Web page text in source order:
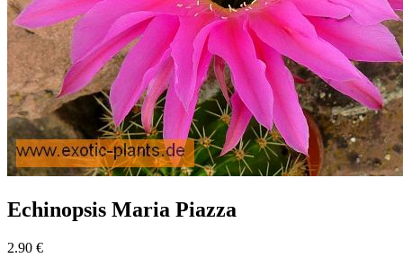
Echinopsis Maria Piazza
2.90 €